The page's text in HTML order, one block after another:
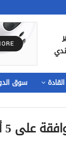
القادة سوق